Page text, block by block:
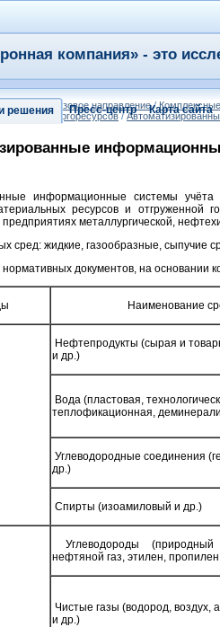
решения Пресс-центр Карта сайта
компания» - это
Нефтегазовое направление/
сред и энергоресурсов/
информационные системы
ресурсов и отгруженной
предприятиях металлургической,
сред: жидкие, газообразные, сыпучие
документов, на основании
Наименование
Нефтепродукты (сырая и
и др.)
Вода (пластовая,
теплофикационная,
Углеводородные соединения
др.)
Спирты (изоамиловый и др.)
Углеводороды
нефтяной газ, этилен,
Чистые газы (водород, воздух,
и др.)